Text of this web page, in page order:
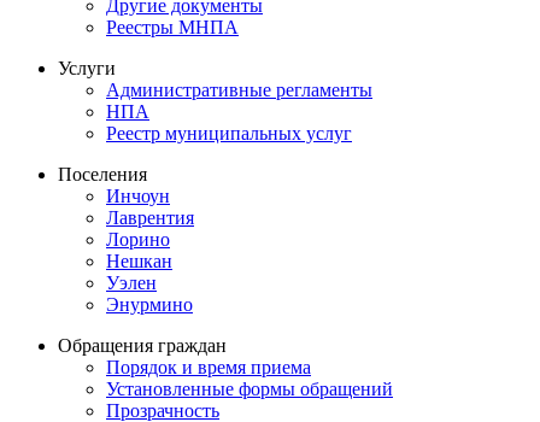
Другие документы
Реестры МНПА
Услуги
Административные регламенты
НПА
Реестр муниципальных услуг
Поселения
Инчоун
Лаврентия
Лорино
Нешкан
Уэлен
Энурмино
Обращения граждан
Порядок и время приема
Установленные формы обращений
Прозрачность